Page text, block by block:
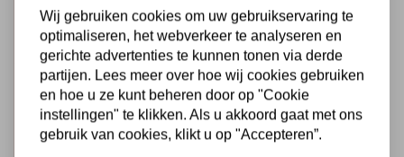
STAMPERIA
CerAntica Ancient
Wax Black Silver -
20 ml.
Wij gebruiken cookies om uw gebruikservaring te
optimaliseren, het webverkeer te analyseren en
gerichte advertenties te kunnen tonen via derde
partijen. Lees meer over hoe wij cookies gebruiken
en hoe u ze kunt beheren door op "Cookie
instellingen" te klikken. Als u akkoord gaat met ons
gebruik van cookies, klikt u op "Accepteren”.